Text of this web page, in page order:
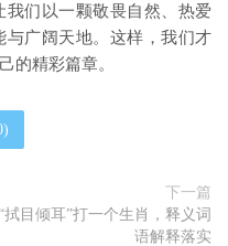
们以一颗敬畏自然、热爱
广阔天地。这样，我们才
的精彩篇章。
)
下一篇
“拭目倾耳”打一个生肖，释义词
语解释落实